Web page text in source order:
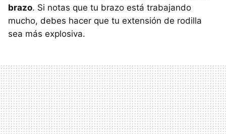
brazo. Si notas que tu brazo está trabajando
mucho, debes hacer que tu extensión de rodilla
sea más explosiva.